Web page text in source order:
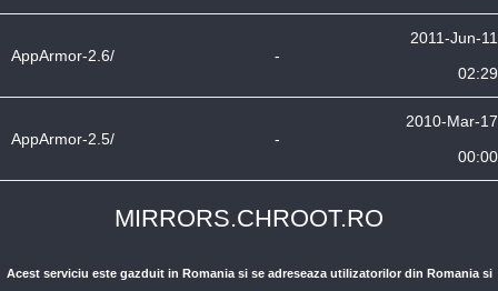
AppArmor-2.6/ -
2011-Jun-11
02:29
AppArmor-2.5/ -
2010-Mar-17
00:00
MIRRORS.CHROOT.RO
Acest serviciu este gazduit in Romania si se adreseaza utilizatorilor din Romania si